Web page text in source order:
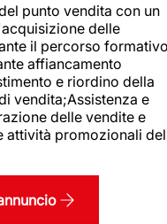
punto vendita con un
delle
il percorso
affiancamento
e riordino della
vendita;Assistenza e
delle vendite e
attività promozionali del